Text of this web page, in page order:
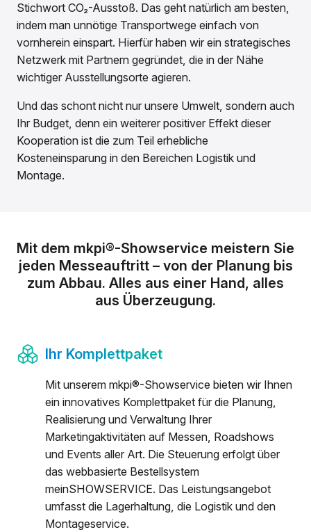
Stichwort CO₂-Ausstoß. Das geht natürlich am besten,
indem man unnötige Transportwege einfach von
vornherein einspart. Hierfür haben wir ein strategisches
Netzwerk mit Partnern gegründet, die in der Nähe
wichtiger Ausstellungsorte agieren.
Und das schont nicht nur unsere Umwelt, sondern auch
Ihr Budget, denn ein weiterer positiver Effekt dieser
Kooperation ist die zum Teil erhebliche
Kosteneinsparung in den Bereichen Logistik und
Montage.
Ihr mkpi-Showservice im
Mit dem mkpi®-Showservice meistern Sie
jeden Messeauftritt – von der Planung bis
zum Abbau. Alles aus einer Hand, alles
aus Überzeugung.
Ihr Komplettpaket
Mit unserem mkpi®-Showservice bieten wir Ihnen
ein innovatives Komplettpaket für die Planung,
Realisierung und Verwaltung Ihrer
Marketingaktivitäten auf Messen, Roadshows
und Events aller Art. Die Steuerung erfolgt über
das webbasierte Bestellsystem
meinSHOWSERVICE. Das Leistungsangebot
umfasst die Lagerhaltung, die Logistik und den
Montageservice.